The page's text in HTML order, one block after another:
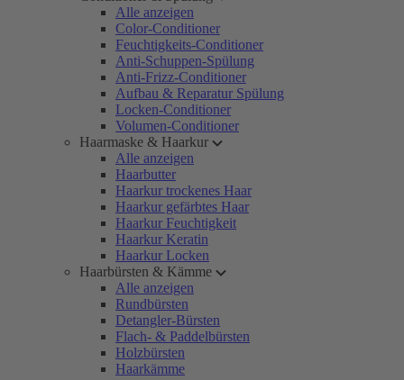
Alle anzeigen
Color-Conditioner
Feuchtigkeits-Conditioner
Anti-Schuppen-Spülung
Anti-Frizz-Conditioner
Aufbau & Reparatur Spülung
Locken-Conditioner
Volumen-Conditioner
Haarmaske & Haarkur
Alle anzeigen
Haarbutter
Haarkur trockenes Haar
Haarkur gefärbtes Haar
Haarkur Feuchtigkeit
Haarkur Keratin
Haarkur Locken
Haarbürsten & Kämme
Alle anzeigen
Rundbürsten
Detangler-Bürsten
Flach- & Paddelbürsten
Holzbürsten
Haarkämme